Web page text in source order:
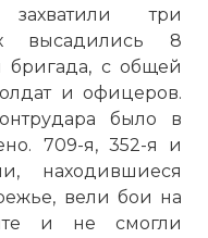
три
высадились 8
бригада, с общей
и офицеров.
было в
709-я, 352-я и
находившиеся
вели бои на
и не смогли